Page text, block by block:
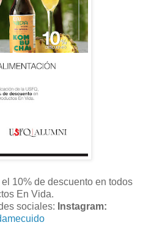
10% de descuento en todos
En Vida.
sociales: Instagram: